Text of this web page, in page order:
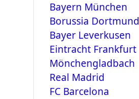
Bayern München
Borussia Dortmund
Bayer Leverkusen
Eintracht Frankfurt
Mönchengladbach
Real Madrid
FC Barcelona